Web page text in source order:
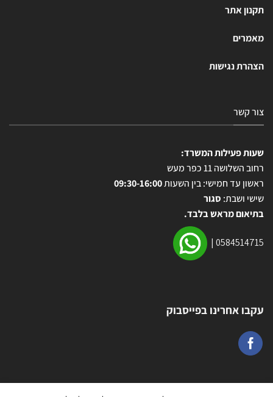
תקנון אתר
מאמרים
הצהרת נגישות
צור קשר
שעות פעילות המשרד:
רחוב השלושה 11 כפר מעש
ראשון עד חמישי: בין השעות09:30-16:00
שישי ושבת: סגור
בתיאום מראש בלבד.
0584514715
|
עקבו אחרינו בפייסבוק